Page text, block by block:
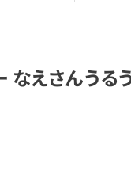
なえさんう